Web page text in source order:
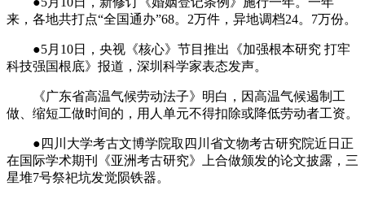
来，各地共打点“全国通办”68。2万件，异地调档24。7万份。
●5月10日，央视《核心》节目推出《加强根本研究 打牢
科技强国根底》报道，深圳科学家表态发声。
《广东省高温气候劳动法子》明白，因高温气候遏制工
做、缩短工做时间的，用人单元不得扣除或降低劳动者工资。
●四川大学考古文博学院取四川省文物考古研究院近日正
在国际学术期刊《亚洲考古研究》上合做颁发的论文披露，三
星堆7号祭祀坑发觉陨铁器。